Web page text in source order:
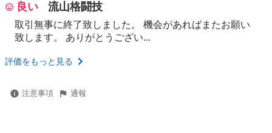
良い 流山格闘技
取引無事に終了致しました。 機会があればまたお願い
致します。 ありがとうござい...
評価をもっと見る
注意事項 通報